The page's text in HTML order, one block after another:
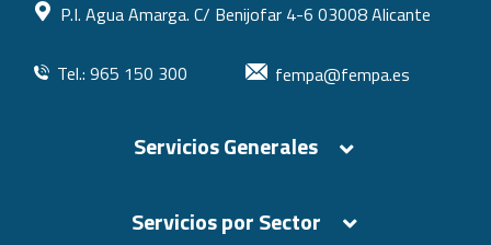
P.I. Agua Amarga. C/ Benijofar 4-6 03008 Alicante
Tel.: 965 150 300 fempa@fempa.es
Servicios Generales
Servicios por Sector